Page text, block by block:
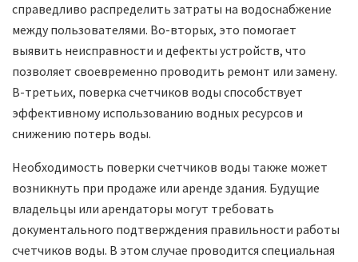
справедливо распределить затраты на водоснабжение
между пользователями. Во-вторых, это помогает
выявить неисправности и дефекты устройств, что
позволяет своевременно проводить ремонт или замену.
В-третьих, поверка счетчиков воды способствует
эффективному использованию водных ресурсов и
снижению потерь воды.
Необходимость поверки счетчиков воды также может
возникнуть при продаже или аренде здания. Будущие
владельцы или арендаторы могут требовать
документального подтверждения правильности работы
счетчиков воды. В этом случае проводится специальная